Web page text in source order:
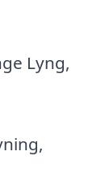
Lyng,